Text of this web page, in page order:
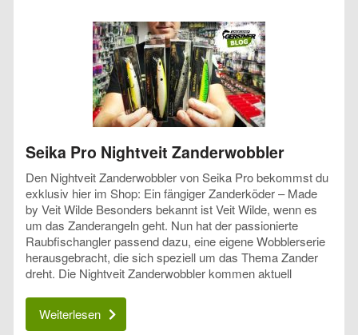
Seika Pro Nightveit Zanderwobbler
Den Nightveit Zanderwobbler von Seika Pro bekommst du
exklusiv hier im Shop: Ein fängiger Zanderköder – Made
by Veit Wilde Besonders bekannt ist Veit Wilde, wenn es
um das Zanderangeln geht. Nun hat der passionierte
Raubfischangler passend dazu, eine eigene Wobblerserie
herausgebracht, die sich speziell um das Thema Zander
dreht. Die Nightveit Zanderwobbler kommen aktuell
Weiterlesen